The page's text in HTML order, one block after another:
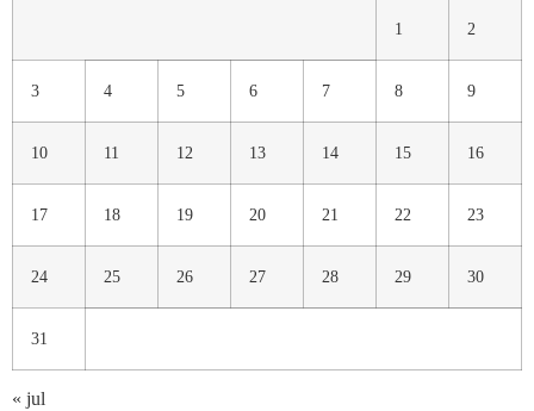
1 2
3 4 5 6 7 8 9
10 11 12 13 14 15 16
17 18 19 20 21 22 23
24 25 26 27 28 29 30
31
« jul